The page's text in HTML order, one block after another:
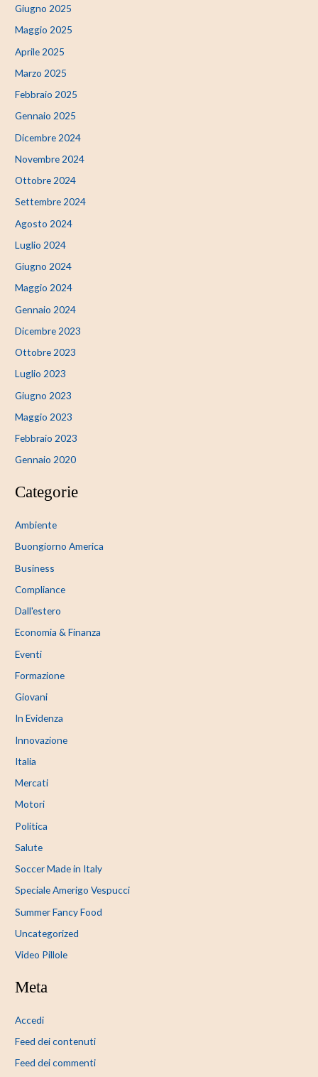
Giugno 2025
Maggio 2025
Aprile 2025
Marzo 2025
Febbraio 2025
Gennaio 2025
Dicembre 2024
Novembre 2024
Ottobre 2024
Settembre 2024
Agosto 2024
Luglio 2024
Giugno 2024
Maggio 2024
Gennaio 2024
Dicembre 2023
Ottobre 2023
Luglio 2023
Giugno 2023
Maggio 2023
Febbraio 2023
Gennaio 2020
Categorie
Ambiente
Buongiorno America
Business
Compliance
Dall'estero
Economia & Finanza
Eventi
Formazione
Giovani
In Evidenza
Innovazione
Italia
Mercati
Motori
Politica
Salute
Soccer Made in Italy
Speciale Amerigo Vespucci
Summer Fancy Food
Uncategorized
Video Pillole
Meta
Accedi
Feed dei contenuti
Feed dei commenti